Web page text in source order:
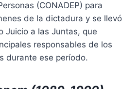
(CONADEP) para
de la dictadura y se llevó
Juicio a las Juntas, que
responsables de los
durante ese período.